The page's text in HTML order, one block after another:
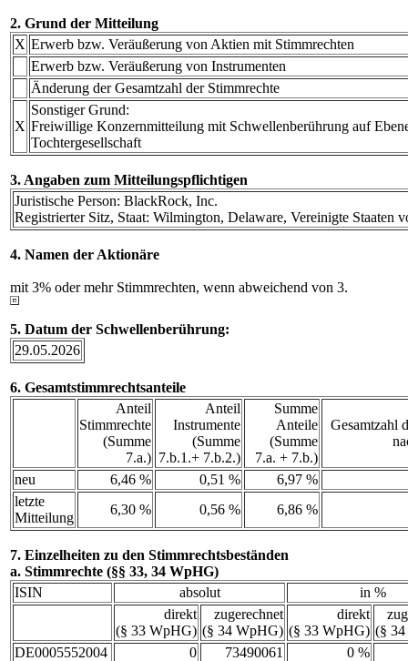
2. Grund der Mitteilung
X Erwerb bzw. Veräußerung von Aktien mit Stimmrechten
Erwerb bzw. Veräußerung von Instrumenten
Änderung der Gesamtzahl der Stimmrechte
X
Sonstiger Grund:
Freiwillige Konzernmitteilung mit Schwellenberührung auf
Tochtergesellschaft
3. Angaben zum Mitteilungspflichtigen
Juristische Person: BlackRock, Inc.
Registrierter Sitz, Staat: Wilmington, Delaware, Vereinigte Staaten
4. Namen der Aktionäre
mit 3% oder mehr Stimmrechten, wenn abweichend von 3.
5. Datum der Schwellenberührung:
29.05.2026
6. Gesamtstimmrechtsanteile
Anteil
Stimmrechte
(Summe
7.a.)
Anteil
Instrumente
(Summe
7.b.1.+ 7.b.2.)
Summe
Anteile
(Summe
7.a. + 7.b.)
Gesamtzahl
neu 6,46 % 0,51 %
6,97 %
letzte
Mitteilung
6,30 % 0,56 % 6,86 %
7. Einzelheiten zu den Stimmrechtsbeständen
a. Stimmrechte (§§ 33, 34 WpHG)
ISIN
absolut
in %
direkt
(§ 33 WpHG)
zugerechnet
(§ 34 WpHG)
direkt
(§ 33 WpHG) (§
DE0005552004
0 73490061
0 %